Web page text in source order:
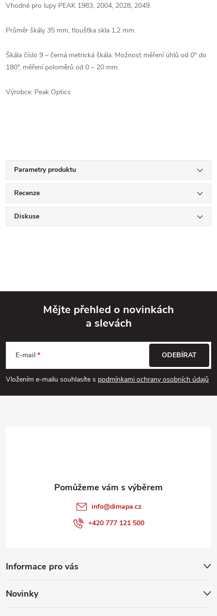
Vhodné pro lupy PEAK 1983, 2004, 2028, 2049.
Průměr škály 35 mm, tloušťka skla 1,2 mm.
Škála číslo 9 – černá metrická škála. Možnost měření úhlů od 0° do
180°, měření poloměrů od 0 – 20 mm.
Výrobce: Peak Optics
Parametry produktu
Recenze
Diskuse
p
a
Mějte přehled o novinkách
a slevách
E-mail
Vložením e-mailu souhlasíte s podmínkami ochrany osobních údajů
ODEBÍRAT
Informace pro vás
Novinky
info@dimapa.cz
+420 777 121 500